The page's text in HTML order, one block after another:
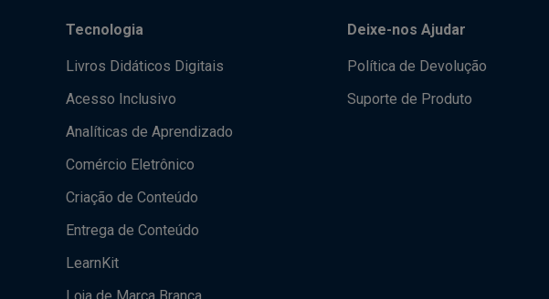
Tecnologia
Livros Didáticos Digitais
Acesso Inclusivo
Analíticas de Aprendizado
Comércio Eletrônico
Criação de Conteúdo
Entrega de Conteúdo
LearnKit
Deixe-nos Ajudar
Política de Devolução
Suporte de Produto